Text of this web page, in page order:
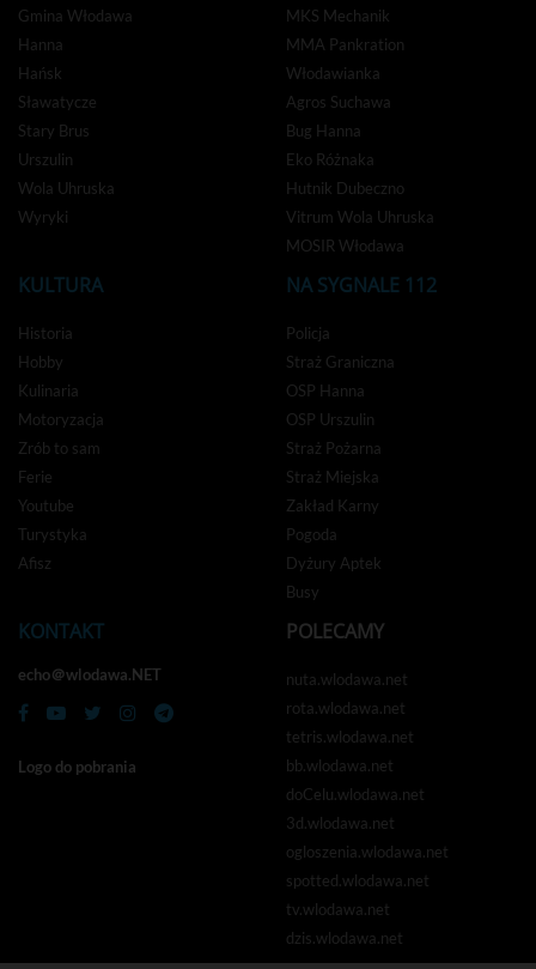
Gmina Włodawa
Hanna
Hańsk
Sławatycze
Stary Brus
Urszulin
Wola Uhruska
Wyryki
MKS Mechanik
MMA Pankration
Włodawianka
Agros Suchawa
Bug Hanna
Eko Różnaka
Hutnik Dubeczno
Vitrum Wola Uhruska
MOSIR Włodawa
KULTURA
Historia
Hobby
Kulinaria
Motoryzacja
Zrób to sam
Ferie
Youtube
Turystyka
Afisz
NA SYGNALE 112
Policja
Straż Graniczna
OSP Hanna
OSP Urszulin
Straż Pożarna
Straż Miejska
Zakład Karny
Pogoda
Dyżury Aptek
Busy
KONTAKT
echo＠wlodawa.NET
Logo do pobrania
POLECAMY
nuta.wlodawa.net
rota.wlodawa.net
tetris.wlodawa.net
bb.wlodawa.net
doCelu.wlodawa.net
3d.wlodawa.net
ogloszenia.wlodawa.net
spotted.wlodawa.net
tv.wlodawa.net
dzis.wlodawa.net